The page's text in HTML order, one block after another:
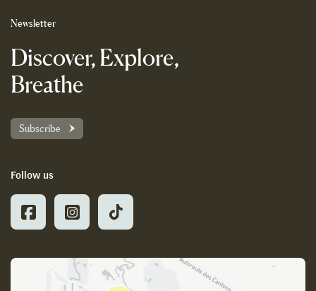
Newsletter
Discover, Explore,
Breathe
Subscribe
Follow us